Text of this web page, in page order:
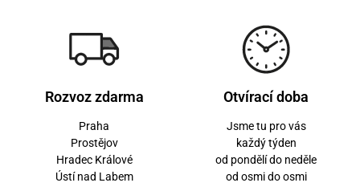
Rozvoz zdarma
Praha
Prostějov
Hradec Králové
Ústí nad Labem
Otvírací doba
Jsme tu pro vás
každý týden
od pondělí do neděle
od osmi do osmi